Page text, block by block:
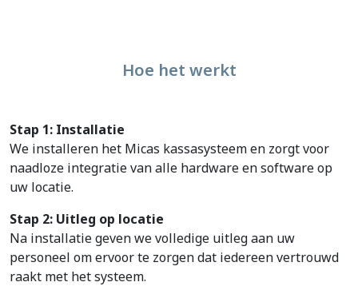
Hoe het werkt
Stap 1: Installatie
We installeren het Micas kassasysteem en zorgt voor
naadloze integratie van alle hardware en software op
uw locatie.
Stap 2: Uitleg op locatie
Na installatie geven we volledige uitleg aan uw
personeel om ervoor te zorgen dat iedereen vertrouwd
raakt met het systeem.